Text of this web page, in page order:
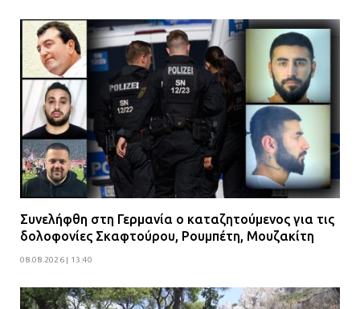
Συνελήφθη στη Γερμανία ο καταζητούμενος για τις
δολοφονίες Σκαφτούρου, Ρουμπέτη, Μουζακίτη
08.08.2026 | 13:40